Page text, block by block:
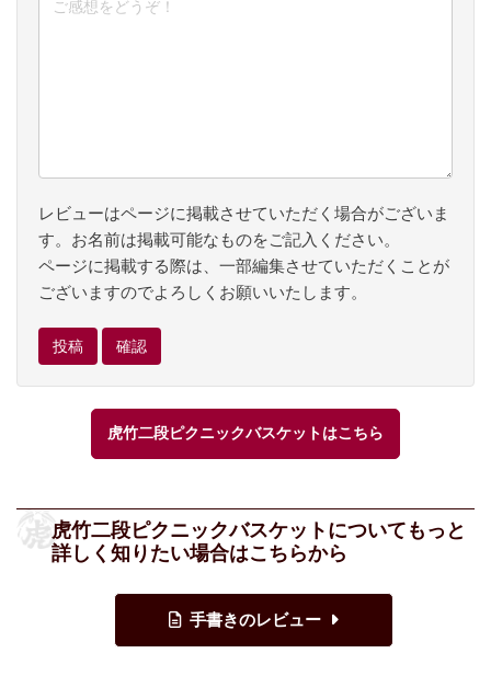
レビューはページに掲載させていただく場合がございま
す。お名前は掲載可能なものをご記入ください。
ページに掲載する際は、一部編集させていただくことが
ございますのでよろしくお願いいたします。
虎竹二段ピクニックバスケットはこちら
虎竹二段ピクニックバスケットについてもっと
詳しく知りたい場合はこちらから